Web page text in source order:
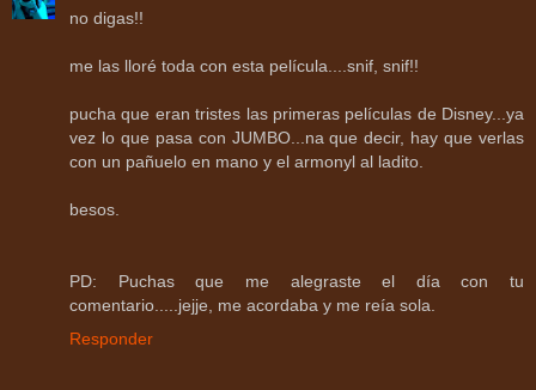
no digas!!
me las lloré toda con esta película....snif, snif!!
pucha que eran tristes las primeras películas de Disney...ya
vez lo que pasa con JUMBO...na que decir, hay que verlas
con un pañuelo en mano y el armonyl al ladito.
besos.
PD: Puchas que me alegraste el día con tu
comentario.....jejje, me acordaba y me reía sola.
Responder